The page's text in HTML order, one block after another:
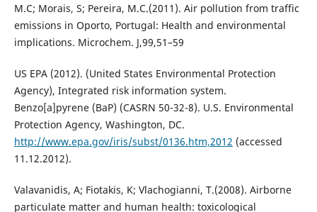
M.C; Morais, S; Pereira, M.C.(2011). Air pollution from traffic
emissions in Oporto, Portugal: Health and environmental
implications. Microchem. J,99,51–59
US EPA (2012). (United States Environmental Protection
Agency), Integrated risk information system.
Benzo[a]pyrene (BaP) (CASRN 50-32-8). U.S. Environmental
Protection Agency, Washington, DC.
http://www.epa.gov/iris/subst/0136.htm,2012 (accessed
11.12.2012).
Valavanidis, A; Fiotakis, K; Vlachogianni, T.(2008). Airborne
particulate matter and human health: toxicological